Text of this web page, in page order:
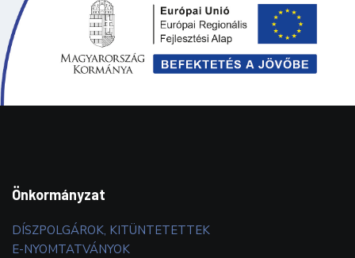
Önkormányzat
DÍSZPOLGÁROK, KITÜNTETETTEK
E-NYOMTATVÁNYOK